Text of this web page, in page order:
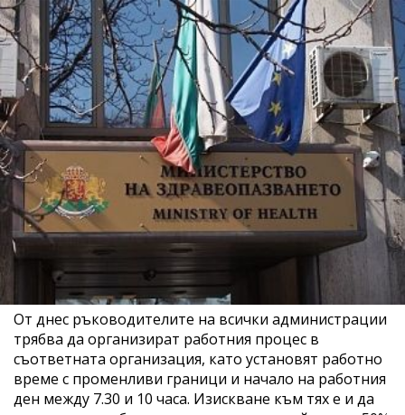
От днес ръководителите на всички администрации
трябва да организират работния процес в
съответната организация, като установят работно
време с променливи граници и начало на работния
ден между 7.30 и 10 часа. Изискване към тях е и да